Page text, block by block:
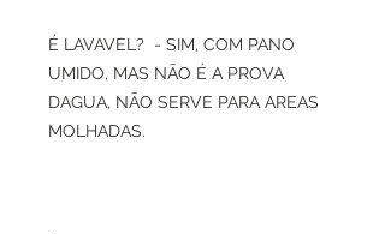
É LAVAVEL? - SIM, COM PANO
UMIDO, MAS NÃO É A PROVA
DAGUA, NÃO SERVE PARA AREAS
MOLHADAS.